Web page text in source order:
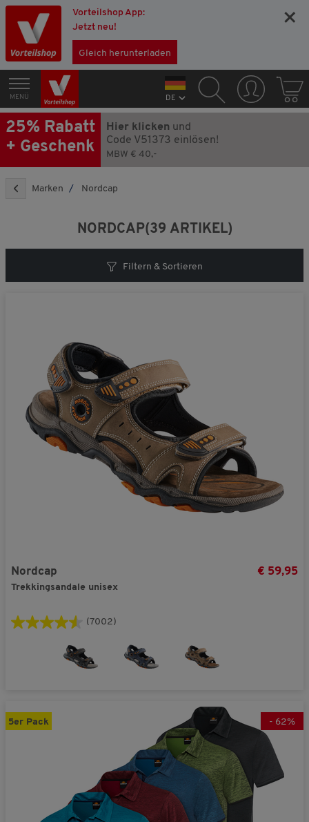
Vorteilshop App:
Jetzt neu!
Gleich herunterladen
×
MENÜ DE
25% Rabatt
+ Geschenk
Hier klicken und
Code V51373 einlösen!
MBW € 40,-
Marken Nordcap
NORDCAP(39 ARTIKEL)
Filtern & Sortieren
Nordcap
Trekkingsandale unisex
€ 59,95
(7002)
5er Pack - 62%